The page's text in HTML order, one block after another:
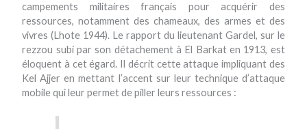
campements militaires français pour acquérir des
ressources, notamment des chameaux, des armes et des
vivres (Lhote 1944). Le rapport du lieutenant Gardel, sur le
rezzou subi par son détachement à El Barkat en 1913, est
éloquent à cet égard. Il décrit cette attaque impliquant des
Kel Ajjer en mettant l’accent sur leur technique d’attaque
mobile qui leur permet de piller leurs ressources :